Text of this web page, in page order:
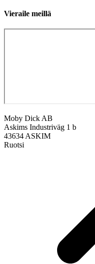
Vieraile meillä
Moby Dick AB
Askims Industriväg 1 b
43634 ASKIM
Ruotsi